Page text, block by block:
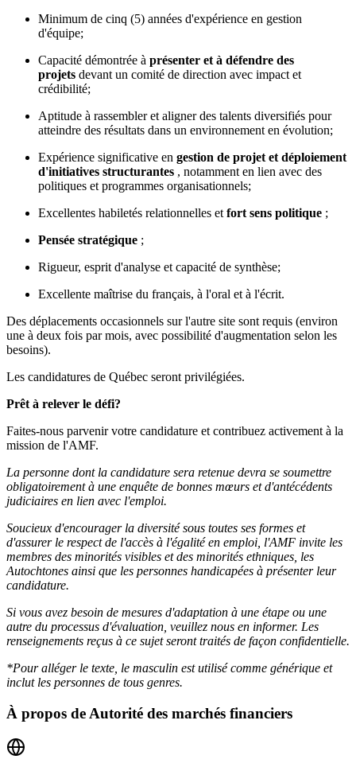
Minimum de cinq (5) années d'expérience en gestion
d'équipe;
Capacité démontrée à présenter et à défendre des
projets devant un comité de direction avec impact et
crédibilité;
Aptitude à rassembler et aligner des talents diversifiés pour
atteindre des résultats dans un environnement en évolution;
Expérience significative en gestion de projet et déploiement
d'initiatives structurantes , notamment en lien avec des
politiques et programmes organisationnels;
Excellentes habiletés relationnelles et fort sens politique ;
Pensée stratégique ;
Rigueur, esprit d'analyse et capacité de synthèse;
Excellente maîtrise du français, à l'oral et à l'écrit.
Des déplacements occasionnels sur l'autre site sont requis (environ
une à deux fois par mois, avec possibilité d'augmentation selon les
besoins).
Les candidatures de Québec seront privilégiées.
Prêt à relever le défi?
Faites-nous parvenir votre candidature et contribuez activement à la
mission de l'AMF.
La personne dont la candidature sera retenue devra se soumettre
obligatoirement à une enquête de bonnes mœurs et d'antécédents
judiciaires en lien avec l'emploi.
Soucieux d'encourager la diversité sous toutes ses formes et
d'assurer le respect de l'accès à l'égalité en emploi, l'AMF invite les
membres des minorités visibles et des minorités ethniques, les
Autochtones ainsi que les personnes handicapées à présenter leur
candidature.
Si vous avez besoin de mesures d'adaptation à une étape ou une
autre du processus d'évaluation, veuillez nous en informer. Les
renseignements reçus à ce sujet seront traités de façon confidentielle.
*Pour alléger le texte, le masculin est utilisé comme générique et
inclut les personnes de tous genres.
À propos de Autorité des marchés financiers